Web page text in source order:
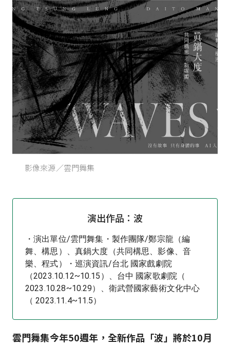
影像來源／雲門舞集
演出作品：波
・演出單位/雲門舞集・製作團隊/鄭宗龍（編
舞、構思）、真鍋大度（共同構思、影像、音
樂、程式）・巡演資訊/台北 國家戲劇院
（2023.10.12~10.15）、台中 國家歌劇院（
2023.10.28~10.29）、衛武營國家藝術文化中心
（ 2023.11.4~11.5）
雲門舞集今年50週年，全新作品「波」將於10月